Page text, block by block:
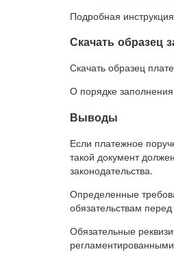
Подробная
Скачать образец
Скачать образец
О порядке
Выводы
Если платежное
такой документ
законодательства.
Определенные
обязательствам
Обязательные